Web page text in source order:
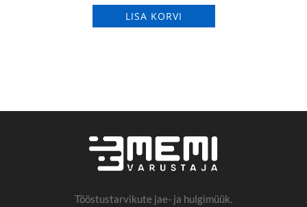
LISA KORVI
Tööstustarvikute jae- ja hulgimüük.